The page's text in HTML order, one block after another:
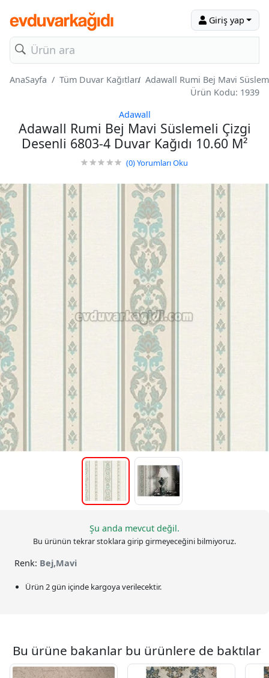
Giriş yap
AnaSayfa Tüm Duvar Kağıtları Adawall Rumi Bej Mavi
Ürün Kodu: 1939
Adawall
Adawall Rumi Bej Mavi Süslemeli Çizgi
Desenli 6803-4 Duvar Kağıdı 10.60 M²
(0)Yorumları Oku
Şu anda mevcut değil.
Bu ürünün tekrar stoklara girip girmeyeceğini bilmiyoruz.
Renk: Bej,Mavi
Ürün 2 gün içinde kargoya verilecektir.
Bu ürüne bakanlar bu ürünlere de baktılar